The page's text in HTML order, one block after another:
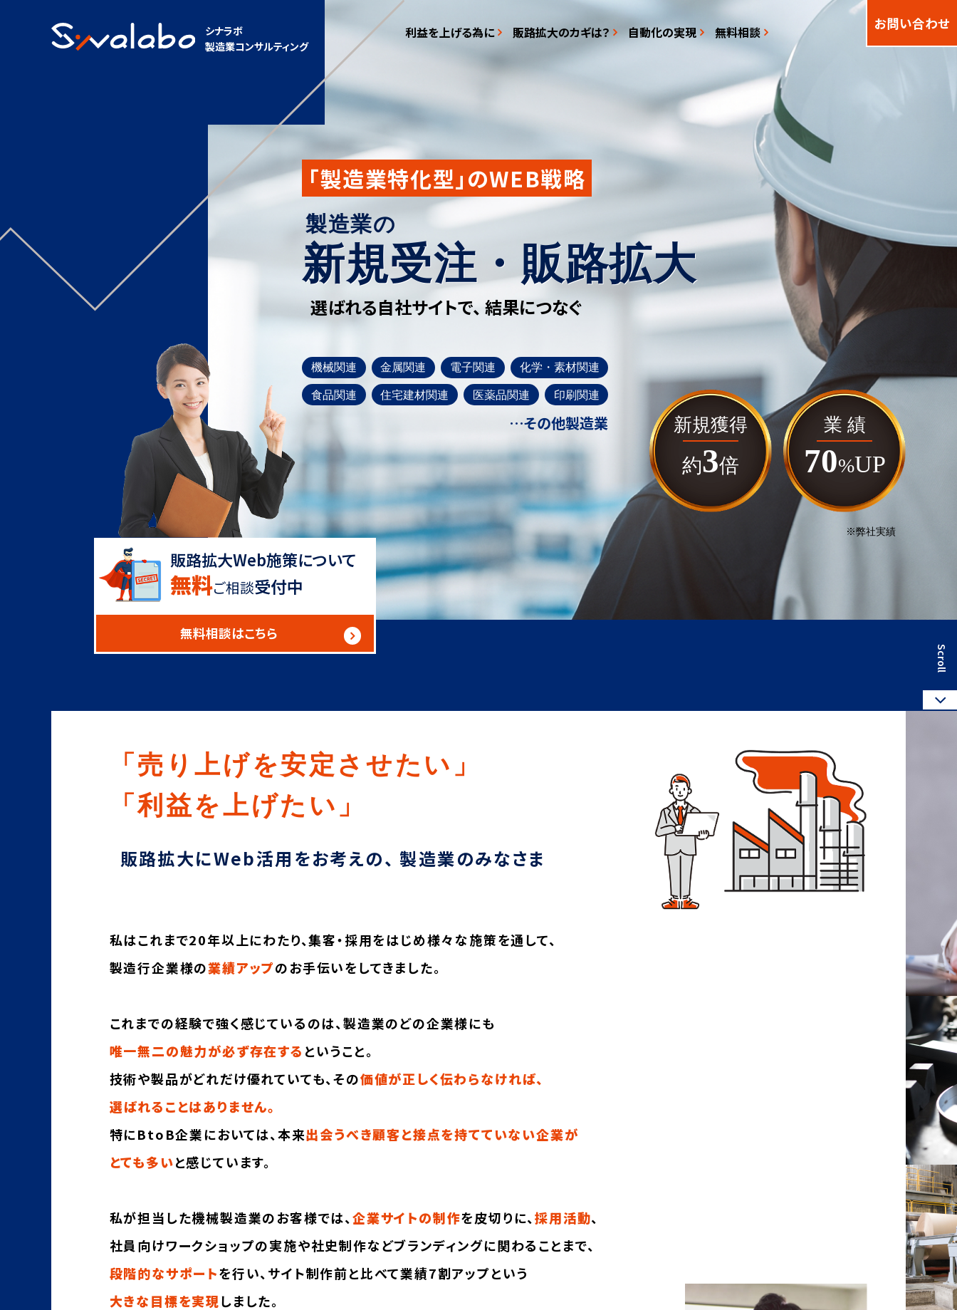
シナラボ
製造業コンサルティング
利益を上げる為に 販路拡大のカギは？ 自動化の実現 無料相談
お問い合わせ
「製造業特化型」のWEB戦略
製造業の
新規受注・販路拡大
選ばれる自社サイトで、 結果につなぐ
機械関連 金属関連 電子関連 化学・素材関連
食品関連 住宅建材関連 医薬品関連 印刷関連
…その他製造業 新規獲得
約3倍
業 績
70%UP
※弊社実績
販路拡大Web施策について
無料ご相談受付中
無料相談はこちら
Scroll
「売り上げを安定させたい」
「利益を上げたい」
販路拡大にWeb活用をお考えの、 製造業のみなさま
私はこれまで20年以上にわたり、集客・採用をはじめ様々な施策を通して、
製造行企業様の業績アップのお手伝いをしてきました。
これまでの経験で強く感じているのは、製造業のどの企業様にも
唯一無二の魅力が必ず存在する ということ。
技術や製品がどれだけ優れていても、その価値が正しく伝わらなければ、
選ばれることはありません。
特にBtoB企業においては、本来出会うべき顧客と接点を持てていない企業が
とても多いと感じています。
私が担当した機械製造業のお客様では、企業サイトの制作を皮切りに、採用活動、
社員向けワークショップの実施や社史制作などブランディングに関わることまで、
段階的なサポートを行い、サイト制作前と比べて業績7割アップという
大きな目標を実現しました。